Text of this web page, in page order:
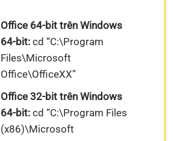
Office 64-bit trên Windows
64-bit:cd “C:\Program
Files\Microsoft
Office\OfficeXX”
Office 32-bit trên Windows
64-bit:cd “C:\Program Files
(x86)\Microsoft